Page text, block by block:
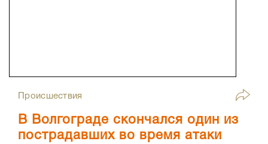
Происшествия
В Волгограде скончался один из
пострадавших во время атаки